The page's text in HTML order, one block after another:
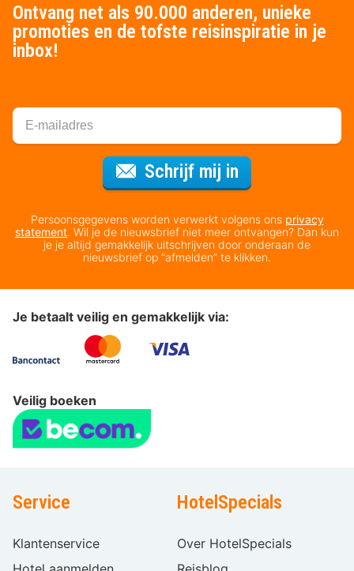
Ontvang net als 90.000 anderen, unieke
promoties en de tofste reisinspiratie in je
inbox!
Schrijf mij in
Persoonsgegevens worden verwerkt volgens ons privacy
statement. Wil je de nieuwsbrief niet meer ontvangen? Dan kun
je je altijd gemakkelijk uitschrijven door onderaan de
nieuwsbrief op “afmelden” te klikken.
Je betaalt veilig en gemakkelijk via:
Veilig boeken
Service
Klantenservice
HotelSpecials
Over HotelSpecials